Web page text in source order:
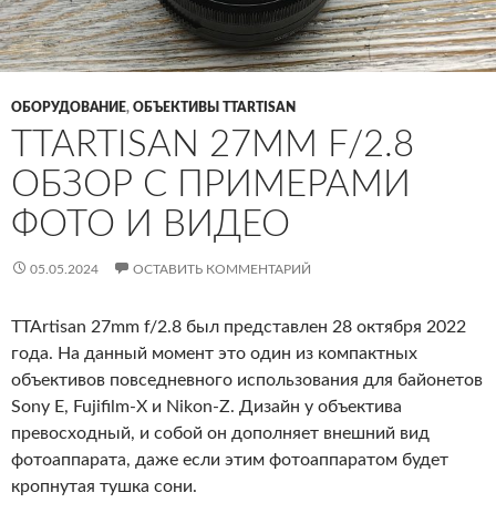
ОБОРУДОВАНИЕ, ОБЪЕКТИВЫ TTARTISAN
TTARTISAN 27MM F/2.8
ОБЗОР С ПРИМЕРАМИ
ФОТО И ВИДЕО
05.05.2024 ОСТАВИТЬ КОММЕНТАРИЙ
TTArtisan 27mm f/2.8 был представлен 28 октября 2022
года. На данный момент это один из компактных
объективов повседневного использования для байонетов
Sony E, Fujifilm-X и Nikon-Z. Дизайн у объектива
превосходный, и собой он дополняет внешний вид
фотоаппарата, даже если этим фотоаппаратом будет
кропнутая тушка сони.